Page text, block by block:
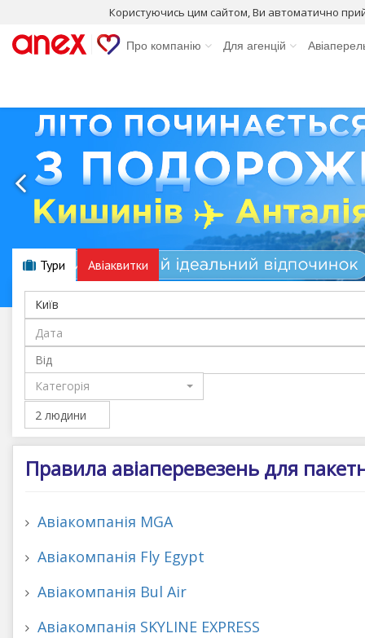
Користуючись цим сайтом, Ви автоматично
Про компанію Для агенцій
Тури Авіаквитки
Київ
Від
Категорія
Правила авіаперевезень для
Авіакомпанія MGA
Авіакомпанія Fly Egypt
Авіакомпанія Bul Air
Авіакомпанія SKYLINE EXPRESS